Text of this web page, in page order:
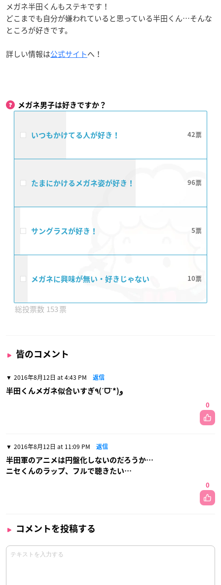
メガネ半田くんもステキです！
どこまでも自分が嫌われていると思っている半田くん…そんな
ところが好きです。
詳しい情報は公式サイトへ！
メガネ男子は好きですか？
いつもかけてる人が好き！ 42
たまにかけるメガネ姿が好き！ 96
サングラスが好き！ 5
メガネに興味が無い・好きじゃない 10
153
皆のコメント
2016年8月12日 at 4:43 PM 返信
半田くんメガネ似合いすぎ٩(ˊᗜˋ*)و
0
2016年8月12日 at 11:09 PM 返信
半田軍のアニメは円盤化しないのだろうか…
ニセくんのラップ、フルで聴きたい…
0
コメントを投稿する